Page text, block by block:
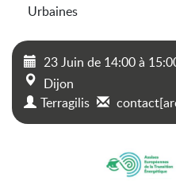
Urbaines
23 Juin de 14:00à
Dijon
Terragilis